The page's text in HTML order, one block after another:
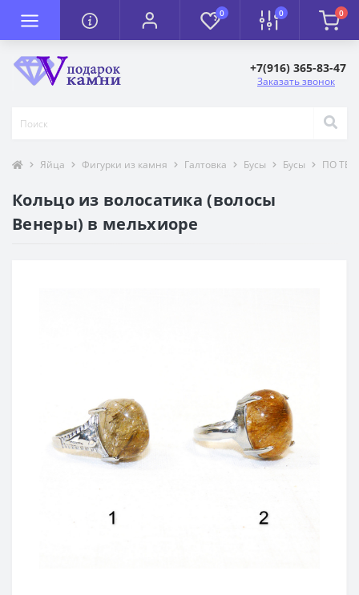
0 0 0
+7(916) 365-83-47
Заказать звонок
Яйца Фигурки из камня Галтовка Бусы Бусы ПО
Кольцо из волосатика (волосы
Венеры) в мельхиоре